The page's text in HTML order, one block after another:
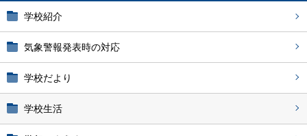
学校紹介
気象警報発表時の対応
学校だより
学校生活